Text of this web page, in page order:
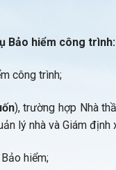
Bảo hiểm công trình:
công trình;
), trường hợp Nhà
lý nhà và Giám
hiểm;